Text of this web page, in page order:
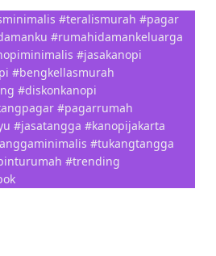
#teralismurah #pagar
#rumahidamankeluarga
#jasakanopi
#bengkellasmurah
#diskonkanopi
#pagarrumah
#jasatangga #kanopijakarta
#tukangtangga
#trending